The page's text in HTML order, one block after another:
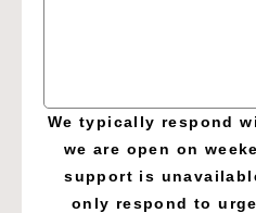
We typically respond
we are open on
support is
only respond to